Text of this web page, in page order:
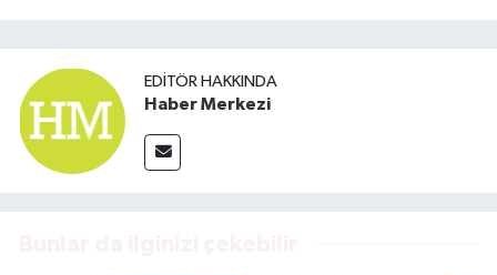
EDITÖR HAKKINDA
Haber Merkezi